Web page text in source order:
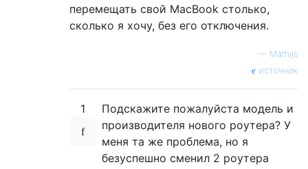
перемещать свой MacBook столько,
сколько я хочу, без его отключения.
— Mathijs
источник
1
Подскажите пожалуйста модель и
производителя нового роутера? У
меня та же проблема, но я
безуспешно сменил 2 роутера